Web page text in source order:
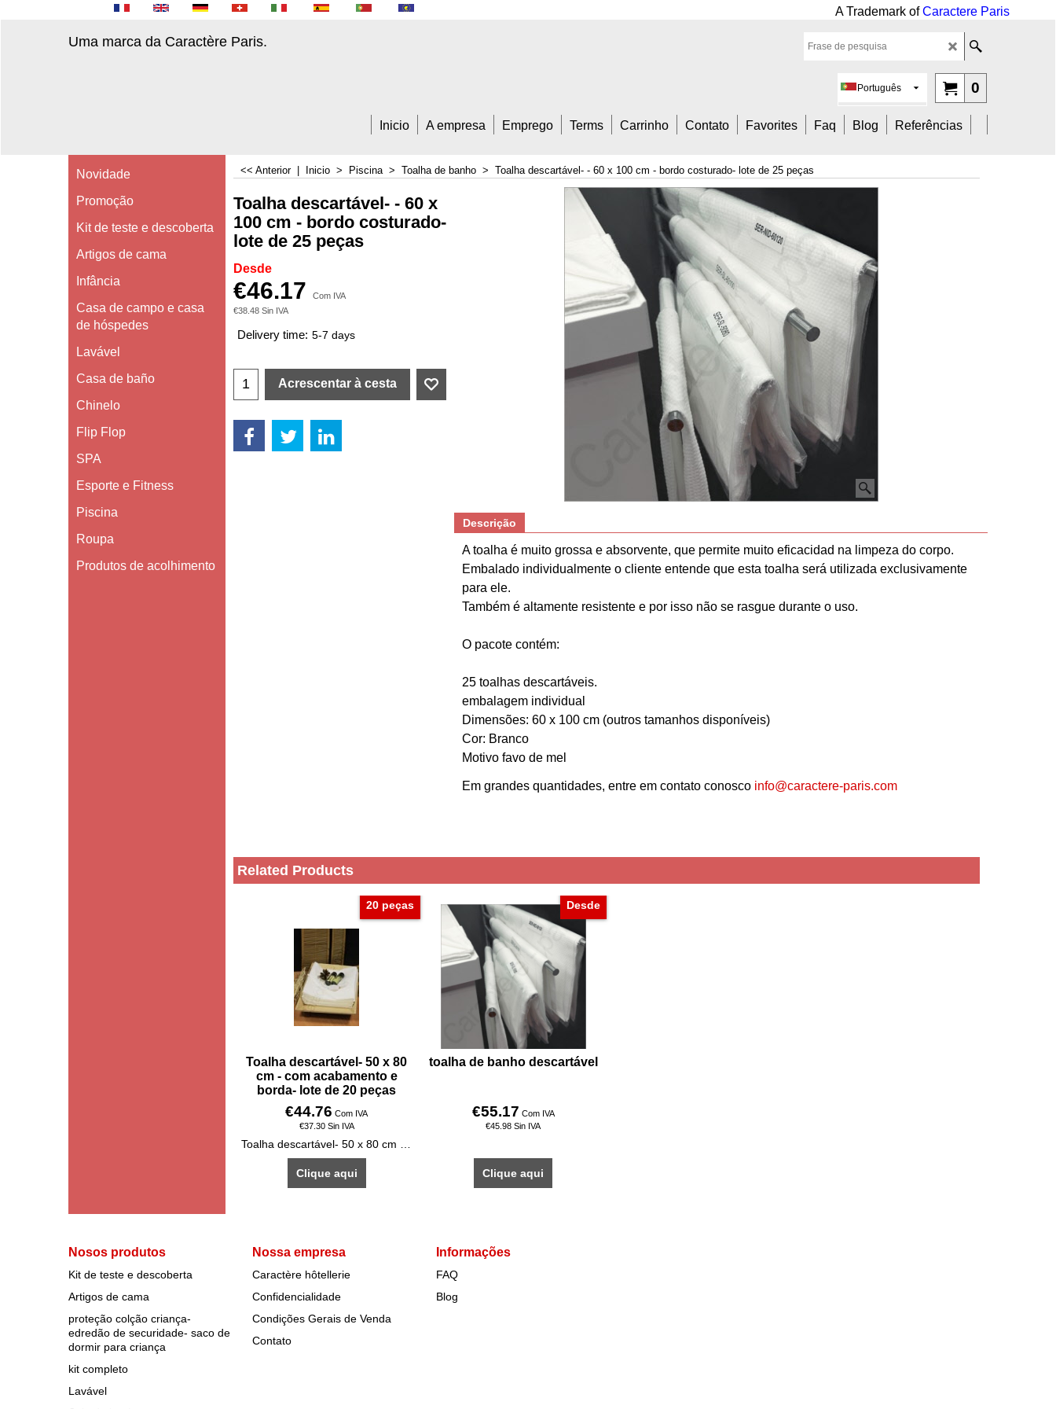
A Trademark ofCaractere Paris
Uma marca da Caractère Paris.
0
Português
Inicio A empresa Emprego Terms Carrinho Contato Favorites Faq Blog Referências
Novidade
Promoção
Kit de teste e descoberta
Artigos de cama
Infância
Casa de campo e casa
de hóspedes
Lavável
Casa de baño
Chinelo
Flip Flop
SPA
Esporte e Fitness
Piscina
Roupa
Produtos de acolhimento
<< Anterior Inicio > Piscina> Toalha de banho > Toalha descartável- - 60 x 100 cm - bordo costurado- lote de 25 peças
Toalha descartável- - 60 x
100 cm - bordo costurado-
lote de 25 peças
Desde
€46.17
Com IVA
€38.48 Sin IVA
Delivery time: 5-7 days
Acrescentar à cesta
Descrição
A toalha é muito grossa e absorvente, que permite muito eficacidad na limpeza do corpo.
Embalado individualmente o cliente entende que esta toalha será utilizada exclusivamente
para ele.
Também é altamente resistente e por isso não se rasgue durante o uso.
O pacote contém:
25 toalhas descartáveis.
embalagem individual
Dimensões: 60 x 100 cm (outros tamanhos disponíveis)
Cor: Branco
Motivo favo de mel
Em grandes quantidades, entre em contato conosco info@caractere-paris.com
Related Products
20 peças
Toalha descartável- 50 x 80
cm - com acabamento e
borda- lote de 20 peças
€44.76 Com IVA
€37.30 Sin IVA
Clique aqui
Desde
toalha de banho descartável
€55.17 Com IVA
€45.98 Sin IVA
Clique aqui
Nosos produtos
Kit de teste e descoberta
Artigos de cama
proteção colção criança-
edredão de securidade- saco de
dormir para criança
kit completo
Lavável
Nossa empresa
Caractère hôtellerie
Confidencialidade
Condições Gerais de Venda
Contato
Informações
FAQ
Blog